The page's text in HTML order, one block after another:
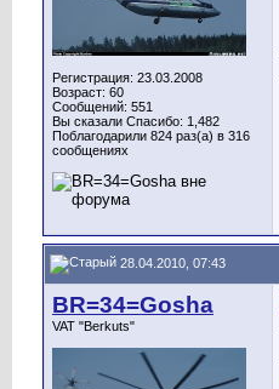
Регистрация: 23.03.2008
Возраст: 60
Сообщений: 551
Вы сказали Спасибо: 1,482
Поблагодарили 824 раз(а) в 316
сообщениях
28.04.2010, 07:43
BR=34=Gosha
VAT "Berkuts"